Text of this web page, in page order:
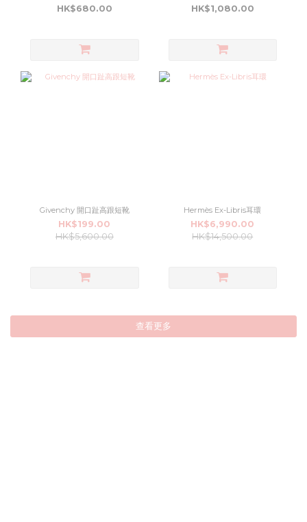
HK$680.00 HK$1,080.00
Givenchy 開口趾高跟短靴
HK$199.00
HK$5,600.00
Hermès Ex-Libris耳環
HK$6,990.00
HK$14,500.00
查看更多